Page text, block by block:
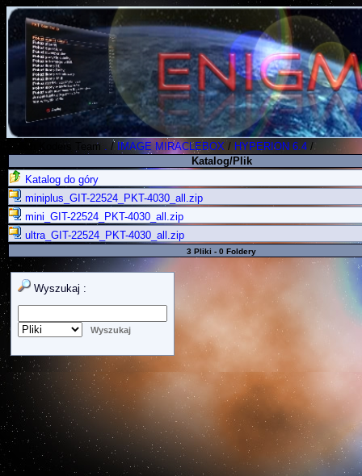
Polish Koders Team /IMAGE MIRACLEBOX / HYPERION 6.4 /
Katalog/Plik
Katalog do góry
miniplus_GIT-22524_PKT-4030_all.zip
mini_GIT-22524_PKT-4030_all.zip
ultra_GIT-22524_PKT-4030_all.zip
3 Pliki - 0 Foldery
Wyszukaj :